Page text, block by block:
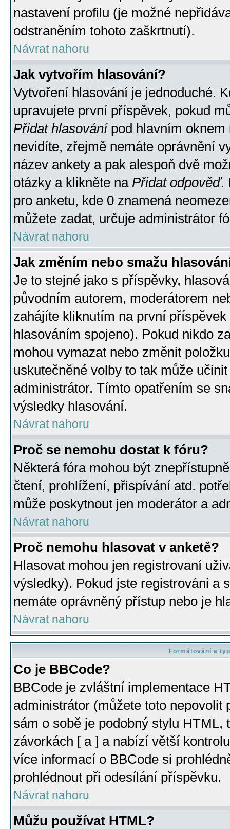
nastavení profilu (je možné
odstraněním tohoto zaškrtnutí).
Návrat nahoru
Jak vytvořím hlasování?
Vytvoření hlasování je jednoduché.
upravujete první příspěvek, pokud
Přidat hlasovánípod hlavním oknem
nevidíte, zřejmě nemáte oprávnění
název ankety a pak alespoň dvě
otázky a klikněte na Přidat odpověď.
pro anketu, kde 0 znamená
můžete zadat, určuje administrátor
Návrat nahoru
Jak změním nebo smažu
Je to stejné jako s příspěvky,
původním autorem, moderátorem
zahájíte kliknutím na první
hlasováním spojeno). Pokud nikdo
mohou vymazat nebo změnit
uskutečněné volby to tak může
administrátor. Tímto opatřením se
výsledky hlasování.
Návrat nahoru
Proč se nemohu dostat k fóru?
Některá fóra mohou být
čtení, prohlížení, přispívání atd.
může poskytnout jen moderátor a
Návrat nahoru
Proč nemohu hlasovat v anketě?
Hlasovat mohou jen registrovaní
výsledky). Pokud jste registrováni a
nemáte oprávněný přístup nebo je
Návrat nahoru
Formátování a
Co je BBCode?
BBCode je zvláštní implementace
administrátor (můžete toto
sám o sobě je podobný stylu HTML,
závorkách [ a ] a nabízí větší
více informací o BBCode si
prohlédnout při odesílání příspěvku.
Návrat nahoru
Můžu používat HTML?